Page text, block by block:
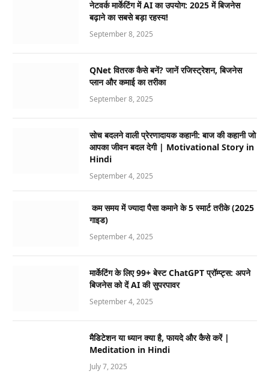
नेटवर्क मार्केटिंग में AI का उपयोग: 2025 में बिजनेस
बढ़ाने का सबसे बड़ा रहस्य!
September 8, 2025
QNet वितरक कैसे बनें? जानें रजिस्ट्रेशन, बिजनेस
प्लान और कमाई का तरीका
September 8, 2025
सोच बदलने वाली प्रेरणादायक कहानी: बाज की कहानी जो
आपका जीवन बदल देगी | Motivational Story in
Hindi
September 4, 2025
कम समय में ज्यादा पैसा कमाने के 5 स्मार्ट तरीके (2025
गाइड)
September 4, 2025
मार्केटिंग के लिए 99+ बेस्ट ChatGPT प्रॉम्प्ट्स: अपने
बिजनेस को दें AI की सुपरपावर
September 4, 2025
मैडिटेशन या ध्यान क्या है, फायदे और कैसे करें |
Meditation in Hindi
July 7, 2025